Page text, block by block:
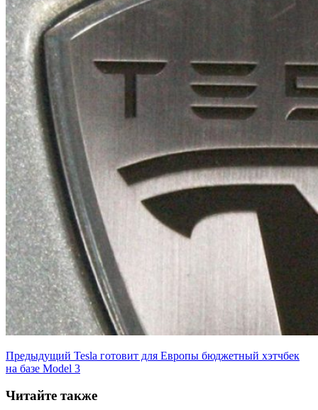
Предыдущий Tesla готовит для Европы бюджетный хэтчбек
на базе Model 3
Читайте также